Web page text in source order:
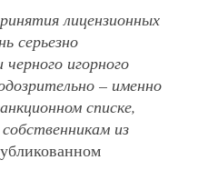
лицензионных
серьезно
игорного
– именно
списке,
из